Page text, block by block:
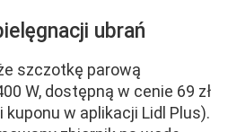
ubrań
szczotkę parową
W, dostępną w cenie 69 zł
kuponu w aplikacji Lidl Plus).